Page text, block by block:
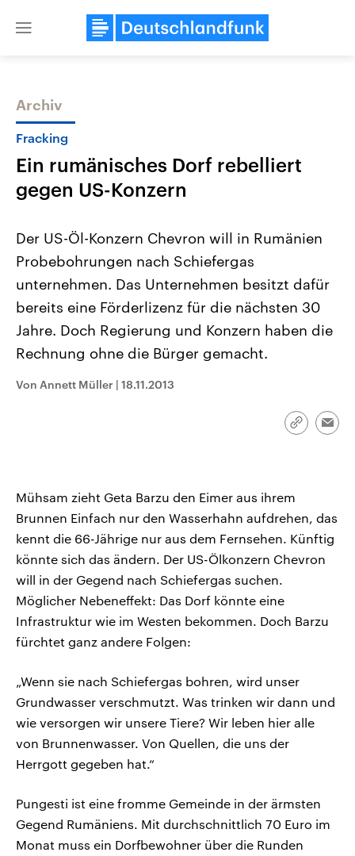
Close
Themen
Landtagswahl Sachsen-Anhalt
2026
Alle Informationen
Sachsen-Anhalt wählt am 6.
September 2026 einen neuen
Landtag. Seit 2021 wird das
Bundesland von einer Koalition aus
CDU, SPD und FDP regiert.-
Umfragen, Prognosen,
Wahlprogramme, aktuelle Berichte
Aktuelle Beiträge,
Hintergründe
Wirtschaftlich und
gehören die Vereinigten
den mächtigsten Ländern
mit großem Einfluss auf
Archiv
Fracking
Ein rumänisches Dorf rebelliert
gegen US-Konzern
Der US-Öl-Konzern Chevron will in Rumänien
Probebohrungen nach Schiefergas
unternehmen. Das Unternehmen besitzt dafür
bereits eine Förderlizenz für die nächsten 30
Jahre. Doch Regierung und Konzern haben die
Rechnung ohne die Bürger gemacht.
Von Annett Müller | 18.11.2013
Link
Mühsam zieht Geta Barzu den Eimer aus ihrem
Brunnen Einfach nur den Wasserhahn aufdrehen, das
kennt die 66-Jährige nur aus dem Fernsehen. Künftig
könnte sich das ändern. Der US-Ölkonzern Chevron
will in der Gegend nach Schiefergas suchen.
Möglicher Nebeneffekt: Das Dorf könnte eine
Infrastruktur wie im Westen bekommen. Doch Barzu
fürchtet ganz andere Folgen:
„Wenn sie nach Schiefergas bohren, wird unser
Grundwasser verschmutzt. Was trinken wir dann und
wie versorgen wir unsere Tiere? Wir leben hier alle
von Brunnenwasser. Von Quellen, die uns der
Herrgott gegeben hat.“
Pungesti ist eine fromme Gemeinde in der ärmsten
Gegend Rumäniens. Mit durchschnittlich 70 Euro im
Monat muss ein Dorfbewohner über die Runden